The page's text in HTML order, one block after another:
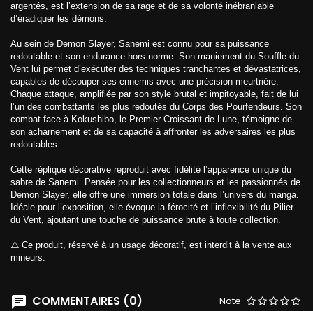
argentés, est l’extension de sa rage et de sa volonté inébranlable
d’éradiquer les démons.
Au sein de Demon Slayer, Sanemi est connu pour sa puissance
redoutable et son endurance hors norme. Son maniement du Souffle du
Vent lui permet d’exécuter des techniques tranchantes et dévastatrices,
capables de découper ses ennemis avec une précision meurtrière.
Chaque attaque, amplifiée par son style brutal et impitoyable, fait de lui
l’un des combattants les plus redoutés du Corps des Pourfendeurs. Son
combat face à Kokushibo, le Premier Croissant de Lune, témoigne de
son acharnement et de sa capacité à affronter les adversaires les plus
redoutables.
Cette réplique décorative reproduit avec fidélité l’apparence unique du
sabre de Sanemi. Pensée pour les collectionneurs et les passionnés de
Demon Slayer, elle offre une immersion totale dans l’univers du manga.
Idéale pour l’exposition, elle évoque la férocité et l’inflexibilité du Pilier
du Vent, ajoutant une touche de puissance brute à toute collection.
⚠️ Ce produit, réservé à un usage décoratif, est interdit à la vente aux
mineurs.
COMMENTAIRES (0) Note